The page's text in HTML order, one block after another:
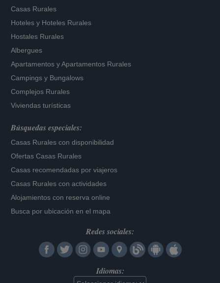
Casas Rurales
Hoteles y Hoteles Rurales
Hostales Rurales
Albergues
Apartamentos yApartamentos Rurales
Campings y Bungalows
Complejos Rurales
Viviendas turísticas
Búsquedas especiales:
Casas Rurales con disponibilidad
Ofertas Casas Rurales
Casas recomendadas por viajeros
Casas Rurales con actividades
Alojamientos con reserva online
Busca por ubicación en el mapa
Redes sociales:
Idiomas: